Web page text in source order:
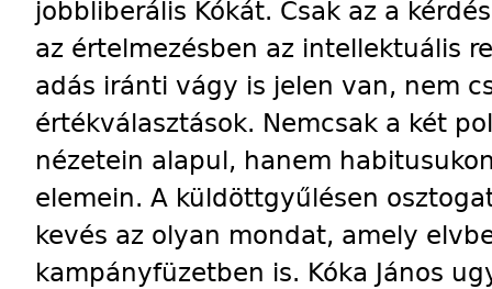
jobbliberális Kókát. Csak az a
az értelmezésben az intellektuális
adás iránti vágy is jelen van, nem
értékválasztások. Nemcsak a két
nézetein alapul, hanem
elemein. A küldöttgyűlésen
kevés az olyan mondat, amely
kampányfüzetben is. Kóka János